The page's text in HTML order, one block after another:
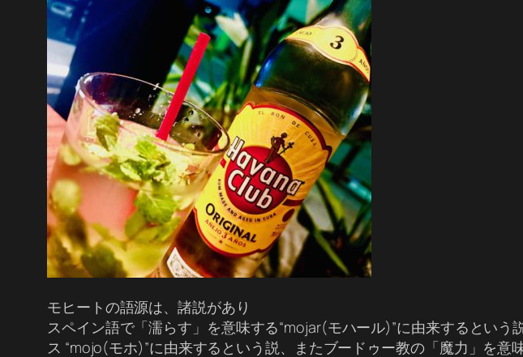
モヒートの語源は、諸説があり
スペイン語で「濡らす」を意味する“mojar(モハール)”に由来するとい
ス “mojo(モホ)”に由来するという説、またブードゥー教の「魔力」を意